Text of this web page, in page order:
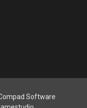
Software